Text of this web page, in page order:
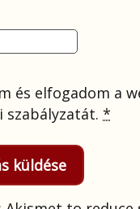
és elfogadom a
szabályzatát.*